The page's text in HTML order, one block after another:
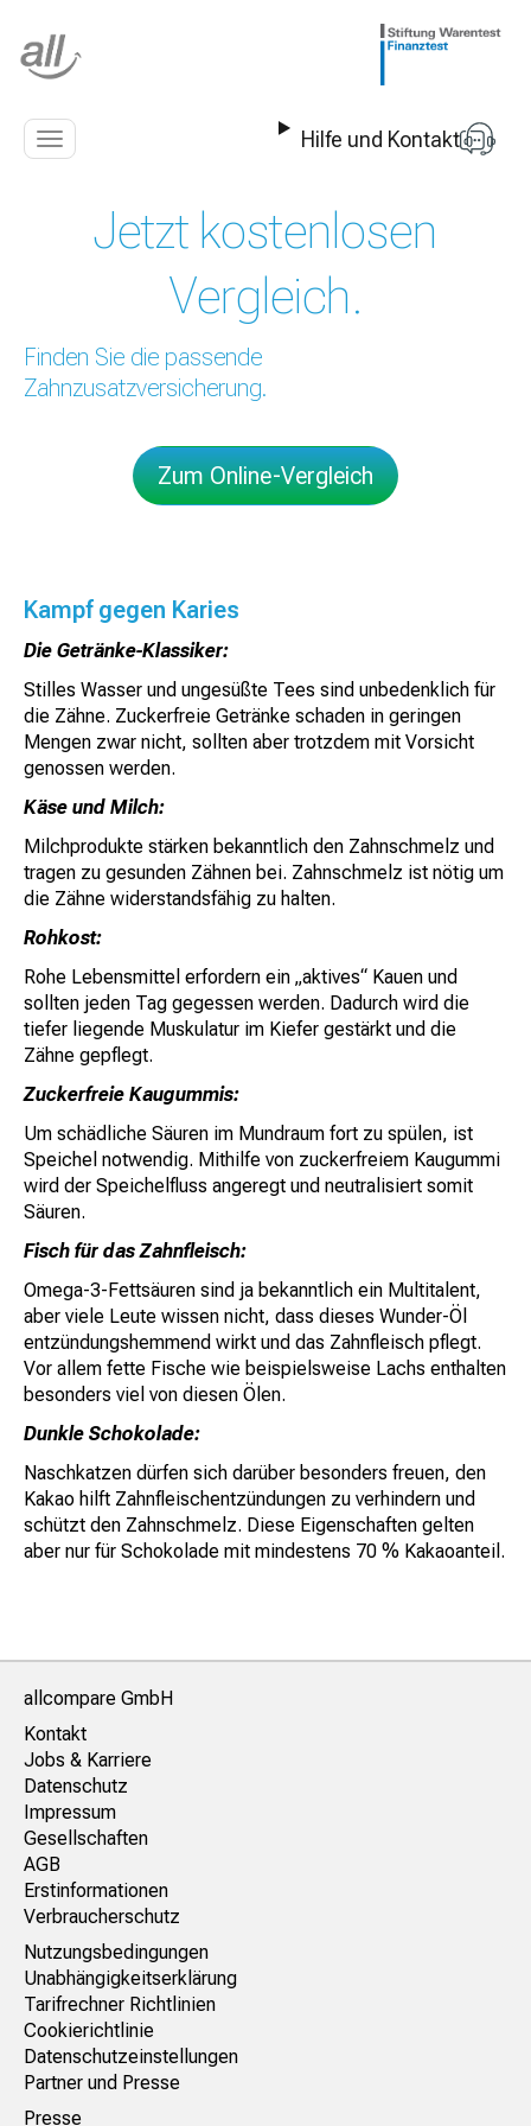
Navigation
Hilfe und Kontakt
Jetzt kostenlosen
Vergleich.
Finden Sie die passende
Zahnzusatzversicherung.
Zum Online-Vergleich
Kampf gegen Karies
Die Getränke-Klassiker:
Stilles Wasser und ungesüßte Tees sind unbedenklich für
die Zähne. Zuckerfreie Getränke schaden in geringen
Mengen zwar nicht, sollten aber trotzdem mit Vorsicht
genossen werden.
Käse und Milch:
Milchprodukte stärken bekanntlich den Zahnschmelz und
tragen zu gesunden Zähnen bei. Zahnschmelz ist nötig um
die Zähne widerstandsfähig zu halten.
Rohkost:
Rohe Lebensmittel erfordern ein „aktives“ Kauen und
sollten jeden Tag gegessen werden. Dadurch wird die
tiefer liegende Muskulatur im Kiefer gestärkt und die
Zähne gepflegt.
Zuckerfreie Kaugummis:
Um schädliche Säuren im Mundraum fort zu spülen, ist
Speichel notwendig. Mithilfe von zuckerfreiem Kaugummi
wird der Speichelfluss angeregt und neutralisiert somit
Säuren.
Fisch für das Zahnfleisch:
Omega-3-Fettsäuren sind ja bekanntlich ein Multitalent,
aber viele Leute wissen nicht, dass dieses Wunder-Öl
entzündungshemmend wirkt und das Zahnfleisch pflegt.
Vor allem fette Fische wie beispielsweise Lachs enthalten
besonders viel von diesen Ölen.
Dunkle Schokolade:
Naschkatzen dürfen sich darüber besonders freuen, den
Kakao hilft Zahnfleischentzündungen zu verhindern und
schützt den Zahnschmelz. Diese Eigenschaften gelten
aber nur für Schokolade mit mindestens 70 % Kakaoanteil.
allcompare GmbH
Kontakt
Jobs & Karriere
Datenschutz
Impressum
Gesellschaften
AGB
Erstinformationen
Verbraucherschutz
Nutzungsbedingungen
Unabhängigkeitserklärung
Tarifrechner Richtlinien
Cookierichtlinie
Datenschutzeinstellungen
Partner und Presse
Presse